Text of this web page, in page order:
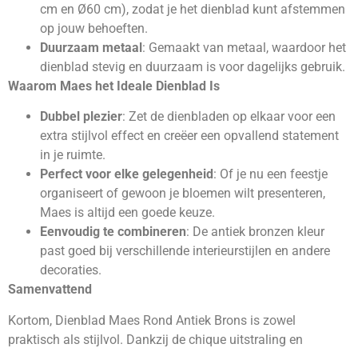
cm en Ø60 cm), zodat je het dienblad kunt afstemmen
op jouw behoeften.
Duurzaam metaal: Gemaakt van metaal, waardoor het
dienblad stevig en duurzaam is voor dagelijks gebruik.
Waarom Maes het Ideale Dienblad Is
Dubbel plezier: Zet de dienbladen op elkaar voor een
extra stijlvol effect en creëer een opvallend statement
in je ruimte.
Perfect voor elke gelegenheid : Of je nu een feestje
organiseert of gewoon je bloemen wilt presenteren,
Maes is altijd een goede keuze.
Eenvoudig te combineren: De antiek bronzen kleur
past goed bij verschillende interieurstijlen en andere
decoraties.
Samenvattend
Kortom, Dienblad Maes Rond Antiek Brons is zowel
praktisch als stijlvol. Dankzij de chique uitstraling en